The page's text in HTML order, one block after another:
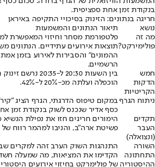
בנקודת זמן אחת ספציפית.
חריגה בנתונים: הזינוק בסיכויי התקיפה באיראן
נושא
תיאור הנתונים והמשמעות
מה זה
פולימירקט?
פלטפורמת מסחר וחיזוי המאפשרת
תוצאות אירועים עתידיים. הנתונים
ההמונים" והסבירות לאירוע בזמן
הרשמיים.
חמש
הדקות
הקריטיות
בין השעות 20:30 ל-
הוכפלה ועלתה מכ-20% ל-42%.
ניתוח הגרף במקום טיפוס הדרגתי, הגרף הציג
כסף אדיר שנכנס לשוק בנקודת זמן
תקדים
העבר
(ונצואלה)
הימורים חריגים חזו את נפילת הנשיא
פשיטת ארה"ב, והניבו למהמר רווח של כ-400 אלף
השורה
התחתונה
התנהגות השוק הערב זהה למקרים
הקדימו את המציאות, מה שמעלה
ההיסטוריה של פולימרקט בחיזוי אירועים